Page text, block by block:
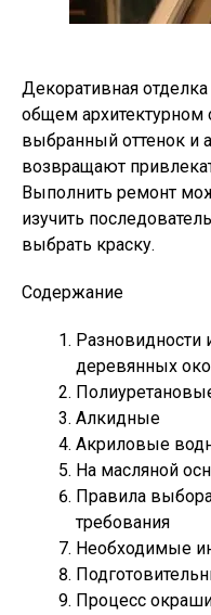
Декоративная
общем
выбранный оттенок и
возвращают
Выполнить ремонт
изучить
выбрать краску.
Содержание
Разновидности
деревянных
Алкидные
Акриловые
На масляной
Правила
требования
Необходимые
Процесс